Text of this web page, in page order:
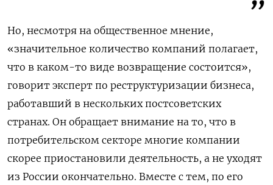
Но, несмотря на общественное мнение,
«значительное количество компаний полагает,
что в каком-то виде возвращение состоится»,
говорит эксперт по реструктуризации бизнеса,
работавший в нескольких постсоветских
странах. Он обращает внимание на то, что в
потребительском секторе многие компании
скорее приостановили деятельность, а не уходят
из России окончательно. Вместе с тем, по его